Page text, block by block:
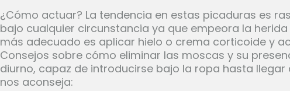
¿Cómo actuar? La tendencia en estas picaduras es
bajo cualquier circunstancia ya que empeora la
más adecuado es aplicar hielo o crema corticoide y
Consejos sobre cómo eliminar las moscas y su
diurno, capaz de introducirse bajo la ropa hasta llegar
nos aconseja: